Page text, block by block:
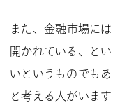
また、金融市場に
開かれている、と
いというものでも
と考える人がいま